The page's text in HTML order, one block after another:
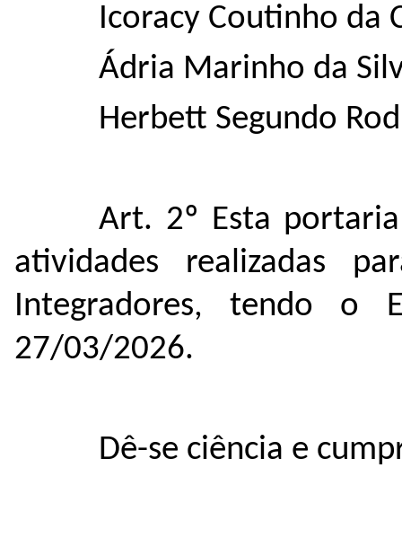
Icoracy Coutinho da
Ádria Marinho da
Herbett Segundo
Art. 2º Esta
atividades realizadas
Integradores, tendo o
27/03/2026.
Dê-se ciência e